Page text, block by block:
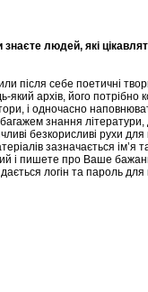
знаєте людей, які
після себе поетичні
архів, його потрібно
і одночасно
знання
безкорисливі рухи
зазначається ім’я
пишете про Ваше
логін та пароль